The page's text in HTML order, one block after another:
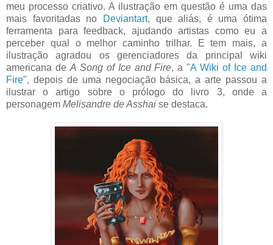
meu processo criativo. A ilustração em questão é uma das
mais favoritadas no
Deviantart, que aliás, é uma ótima
ferramenta para feedback, ajudando artistas como eu a
perceber qual o melhor caminho trilhar. E tem mais, a
ilustração agradou os gerenciadores da principal wiki
americana de A Song of Ice and Fire, a "A Wiki of Ice and
Fire", depois de uma negociação básica, a arte passou a
ilustrar o artigo sobre o prólogo do livro 3, onde a
personagem Melisandre de Asshai se destaca.